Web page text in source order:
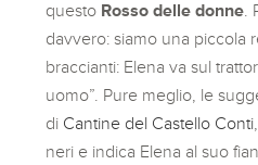
questo Rosso delle donne
davvero: siamo una piccola
braccianti: Elena va sul
uomo”. Pure meglio, le
di Cantine del Castello Conti
neri e indica Elena al suo